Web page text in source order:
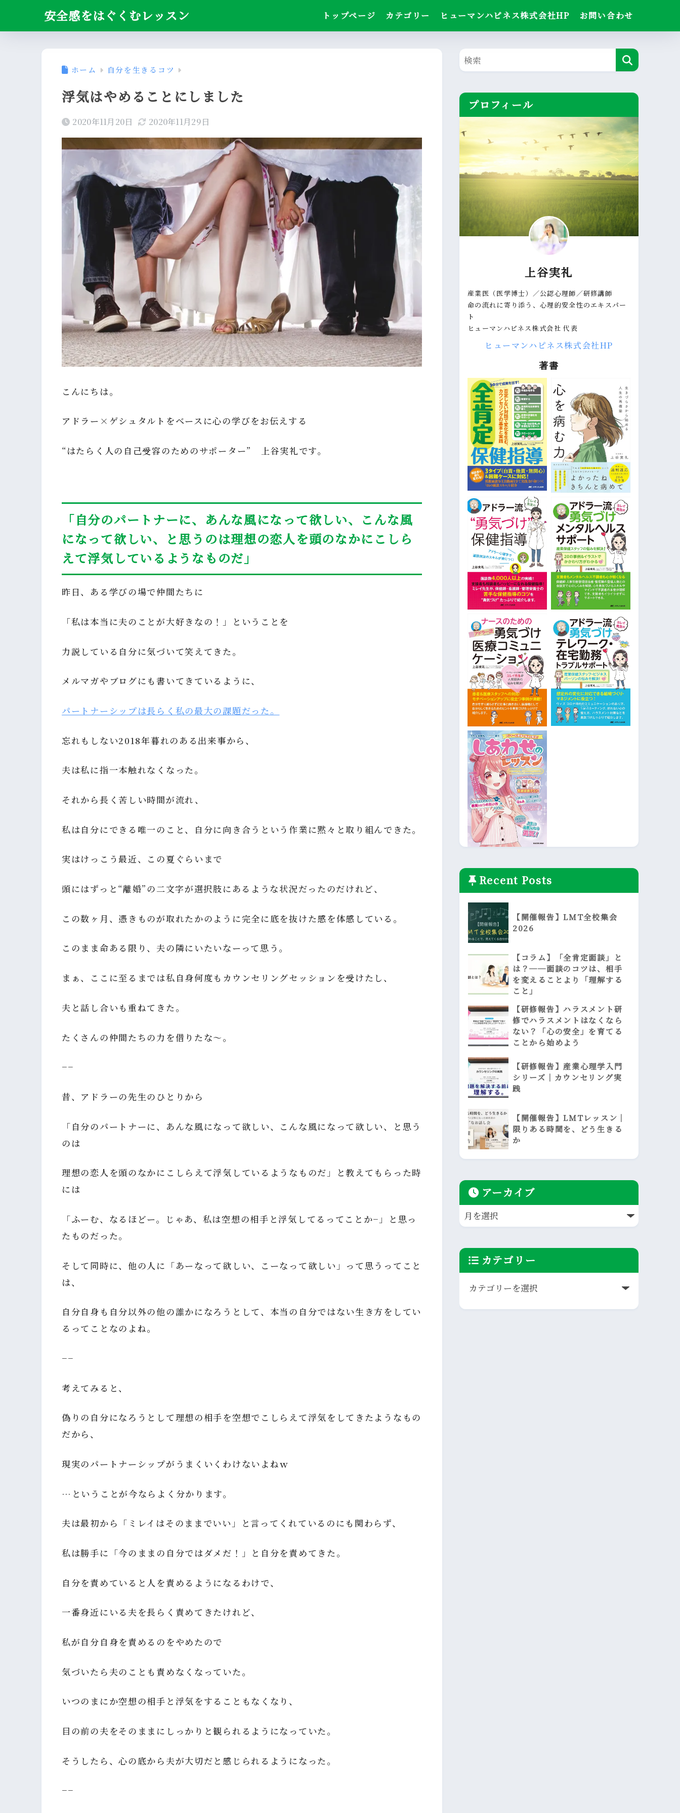
安全感をはぐくむレッスン トップページ カテゴリー ヒューマンハピネス株式会社HP お問い合わせ
ホーム 自分を生きるコツ
浮気はやめることにしました
2020年11月20日 2020年11月29日
こんにちは。
アドラー×ゲシュタルトをベースに心の学びをお伝えする
“はたらく人の自己受容のためのサポーター” 上谷実礼です。
「自分のパートナーに、あんな風になって欲しい、こんな風
になって欲しい、と思うのは理想の恋人を頭のなかにこしら
えて浮気しているようなものだ」
昨日、ある学びの場で仲間たちに
「私は本当に夫のことが大好きなの！」ということを
力説している自分に気づいて笑えてきた。
メルマガやブログにも書いてきているように、
パートナーシップは長らく私の最大の課題だった。
忘れもしない2018年暮れのある出来事から、
夫は私に指一本触れなくなった。
それから長く苦しい時間が流れ、
私は自分にできる唯一のこと、自分に向き合うという作業に黙々と取り組んできた。
実はけっこう最近、この夏ぐらいまで
頭にはずっと“離婚”の二文字が選択肢にあるような状況だったのだけれど、
この数ヶ月、憑きものが取れたかのように完全に底を抜けた感を体感している。
このまま命ある限り、夫の隣にいたいなーって思う。
まぁ、ここに至るまでは私自身何度もカウンセリングセッションを受けたし、
夫と話し合いも重ねてきた。
たくさんの仲間たちの力を借りたな～。
−−
昔、アドラーの先生のひとりから
「自分のパートナーに、あんな風になって欲しい、こんな風になって欲しい、と思う
のは
理想の恋人を頭のなかにこしらえて浮気しているようなものだ」と教えてもらった時
には
「ふーむ、なるほどー。じゃあ、私は空想の相手と浮気してるってことか−」と思っ
たものだった。
そして同時に、他の人に「あーなって欲しい、こーなって欲しい」って思うってこと
は、
自分自身も自分以外の他の誰かになろうとして、本当の自分ではない生き方をしてい
るってことなのよね。
−−
考えてみると、
偽りの自分になろうとして理想の相手を空想でこしらえて浮気をしてきたようなもの
だから、
現実のパートナーシップがうまくいくわけないよねｗ
…ということが今ならよく分かります。
夫は最初から「ミレイはそのままでいい」と言ってくれているのにも関わらず、
私は勝手に「今のままの自分ではダメだ！」と自分を責めてきた。
自分を責めていると人を責めるようになるわけで、
一番身近にいる夫を長らく責めてきたけれど、
私が自分自身を責めるのをやめたので
気づいたら夫のことも責めなくなっていた。
いつのまにか空想の相手と浮気をすることもなくなり、
目の前の夫をそのままにしっかりと観られるようになっていた。
そうしたら、心の底から夫が大切だと感じられるようになった。
−−
プロフィール
上谷実礼
産業医（医学博士）／公認心理師／研修講師
命の流れに寄り添う、心理的安全性のエキスパー
ト
ヒューマンハピネス株式会社 代表
ヒューマンハピネス株式会社HP
著書
Recent Posts
【開催報告】LMT全校集会
2026
【コラム】「全肯定面談」と
は？──面談のコツは、相手
を変えることより「理解する
こと」
【研修報告】ハラスメント研
修でハラスメントはなくなら
ない？「心の安全」を育てる
ことから始めよう
【研修報告】産業心理学入門
シリーズ｜カウンセリング実
践
【開催報告】LMTレッスン｜
限りある時間を、どう生きる
か
アーカイブ
カテゴリー